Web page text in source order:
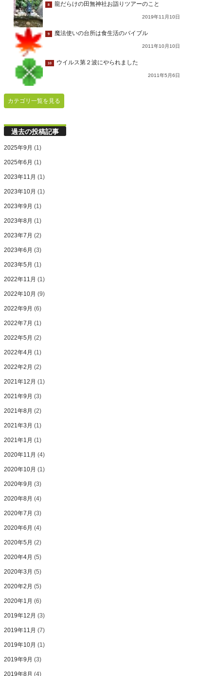
8 龍だらけの田無神社お詣りツアーのこと
2019年11月10日
9 魔法使いの台所は食生活のバイブル
2011年10月10日
10 ウイルス第２波にやられました
2011年5月6日
カテゴリ一覧を見る
過去の投稿記事
2025年9月 (1)
2025年6月 (1)
2023年11月 (1)
2023年10月 (1)
2023年9月 (1)
2023年8月 (1)
2023年7月 (2)
2023年6月 (3)
2023年5月 (1)
2022年11月 (1)
2022年10月 (9)
2022年9月 (6)
2022年7月 (1)
2022年5月 (2)
2022年4月 (1)
2022年2月 (2)
2021年12月 (1)
2021年9月 (3)
2021年8月 (2)
2021年3月 (1)
2021年1月 (1)
2020年11月 (4)
2020年10月 (1)
2020年9月 (3)
2020年8月 (4)
2020年7月 (3)
2020年6月 (4)
2020年5月 (2)
2020年4月 (5)
2020年3月 (5)
2020年2月 (5)
2020年1月 (6)
2019年12月 (3)
2019年11月 (7)
2019年10月 (1)
2019年9月 (3)
2019年8月 (4)